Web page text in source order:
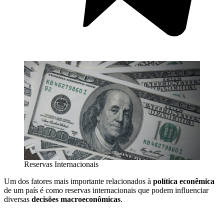
Reservas Internacionais
Um dos fatores mais importante relacionados à política econêmica
de um país é como reservas internacionais que podem influenciar
diversas decisões macroeconômicas.